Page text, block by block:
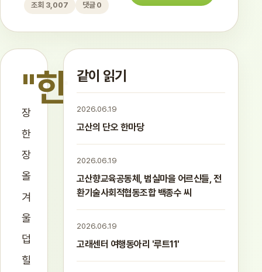
조회 3,007
댓글 0
"한
장
한
장
올
겨
울
덥
힐
같이 읽기
2026.06.19
고산의 단오 한마당
2026.06.19
고산향교육공동체, 범실마을 어르신들, 전
환기술사회적협동조합 백종수 씨
2026.06.19
고래센터 여행동아리 '루트11'